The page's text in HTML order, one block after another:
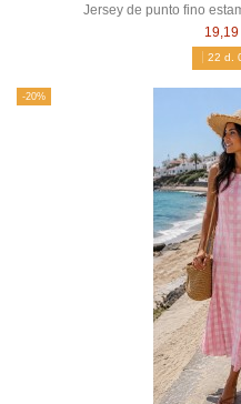
Jersey de punto fino
22 d.
-20%